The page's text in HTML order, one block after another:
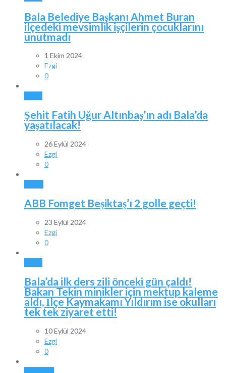
Bala Belediye Başkanı Ahmet Buran
ilçedeki mevsimlik işçilerin çocuklarını
unutmadı
1 Ekim 2024
Ezgi
0
Şehit Fatih Uğur Altınbaş’ın adı Bala’da
yaşatılacak!
26 Eylül 2024
Ezgi
0
ABB Fomget Beşiktaş’ı 2 golle geçti!
23 Eylül 2024
Ezgi
0
Bala’da ilk ders zili önceki gün çaldı!
Bakan Tekin minikler için mektup kaleme
aldı, İlçe Kaymakamı Yıldırım ise okulları
tek tek ziyaret etti!
10 Eylül 2024
Ezgi
0